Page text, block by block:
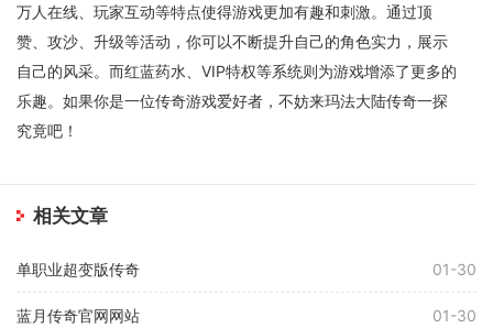
万人在线、玩家互动等特点使得游戏更加有趣和刺激。通过顶
赞、攻沙、升级等活动，你可以不断提升自己的角色实力，展示
自己的风采。而红蓝药水、VIP特权等系统则为游戏增添了更多的
乐趣。如果你是一位传奇游戏爱好者，不妨来玛法大陆传奇一探
究竟吧！
相关文章
单职业超变版传奇 01-30
蓝月传奇官网网站 01-30